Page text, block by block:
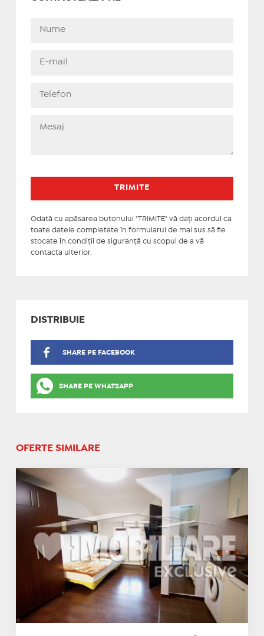
Odată cu apăsarea butonului "TRIMITE" vă daţi acordul ca
toate datele completate în formularul de mai sus să fie
stocate în condiţii de siguranţă cu scopul de a vă
contacta ulterior.
DISTRIBUIE
SHARE PE FACEBOOK
SHARE PE WHATSAPP
OFERTE SIMILARE